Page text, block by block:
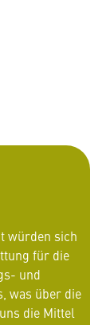
würden sich
für die
und
was über die
die Mittel